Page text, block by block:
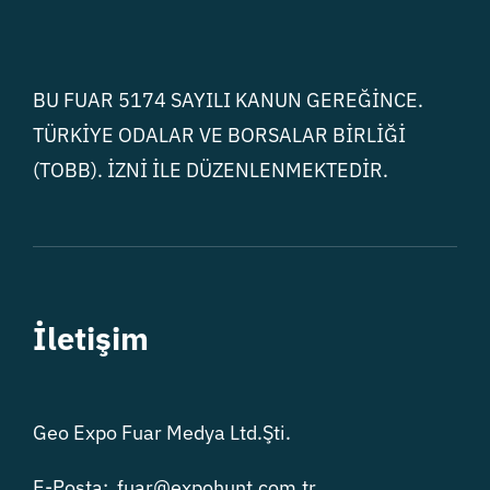
BU FUAR 5174 SAYILI KANUN GEREĞİNCE.
TÜRKİYE ODALAR VE BORSALAR BİRLİĞİ
(TOBB). İZNİ İLE DÜZENLENMEKTEDİR.
İletişim
Geo Expo Fuar Medya Ltd.Şti.